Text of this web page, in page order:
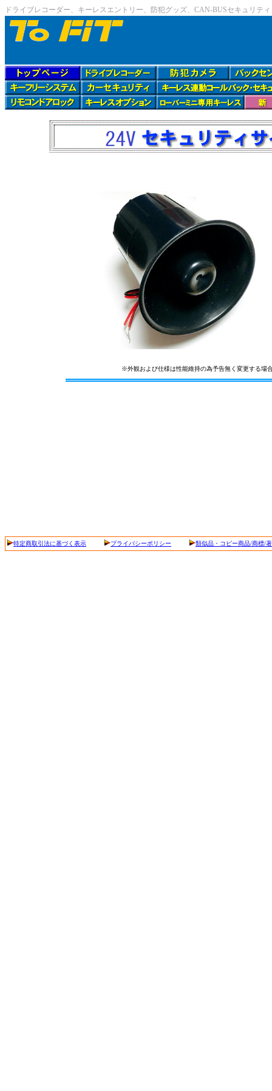
ドライブレコーダー、キーレスエントリー、防犯グッズ、CAN-BUSセキュリ
※外観および仕様は性能維持の為予告無く変更する場
特定商取引法に基づく表示 プライバシーポリシー 類似品・コピー商品/商標/